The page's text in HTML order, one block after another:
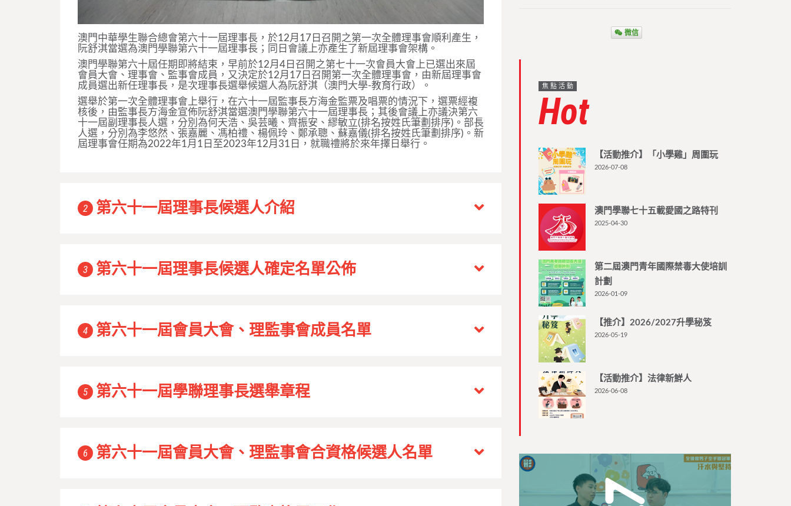
澳門中華學生聯合總會第六十一屆理事長，於12月17日召開之第一次全體理事會順利產生，
阮舒淇當選為澳門學聯第六十一屆理事長；同日會議上亦產生了新屆理事會架構。
澳門學聯第六十屆任期即將結束，早前於12月4日召開之第七十一次會員大會上已選出來屆
會員大會、理事會、監事會成員，又決定於12月17日召開第一次全體理事會，由新屆理事會
成員選出新任理事長，是次理事長選舉候選人為阮舒淇（澳門大學-教育行政）。
選舉於第一次全體理事會上舉行，在六十一屆監事長方海金監票及唱票的情況下，選票經複
核後，由監事長方海金宣佈阮舒淇當選澳門學聯第六十一屆理事長；其後會議上亦議決第六
十一屆副理事長人選，分別為何天浩、吳芸曦、齊振安、繆敏立(排名按姓氏筆劃排序)。部長
人選，分別為李悠然、張嘉麗、馮柏禮、楊佩玲、鄭承聰、蘇嘉儀(排名按姓氏筆劃排序)。新
屆理事會任期為2022年1月1日至2023年12月31日，就職禮將於來年擇日舉行。
2 第六十一屆理事長候選人介紹
3 第六十一屆理事長候選人確定名單公佈
4 第六十一屆會員大會、理監事會成員名單
5 第六十一屆學聯理事長選舉章程
6 第六十一屆會員大會、理監事會合資格候選人名單
微信
焦點活動
Hot
【活動推介】「小學雞」周圍玩
2026-07-08
澳門學聯七十五載愛國之路特刊
2025-04-30
第二屆澳門青年國際禁毒大使培訓
計劃
2026-01-09
【推介】2026/2027升學秘笈
2026-05-19
【活動推介】法律新鮮人
2026-06-08